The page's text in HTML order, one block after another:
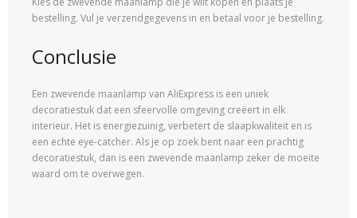
bestelling. Vul je verzendgegevens in en betaal voor je bestelling.
Conclusie
Een zwevende maanlamp van AliExpress is een uniek
decoratiestuk dat een sfeervolle omgeving creëert in elk
interieur. Het is energiezuinig, verbetert de slaapkwaliteit en is
een echte eye-catcher. Als je op zoek bent naar een prachtig
decoratiestuk, dan is een zwevende maanlamp zeker de moeite
waard om te overwegen.